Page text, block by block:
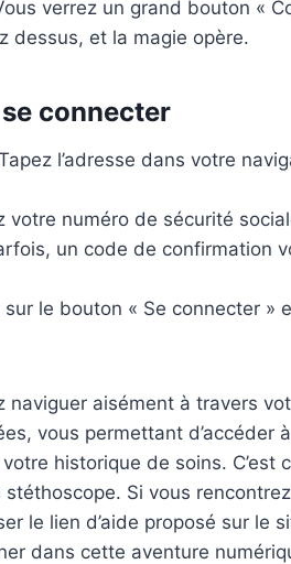
verrez un grand bouton «
dessus, et la magie opère.
connecter
l’adresse dans votre
votre numéro de sécurité
un code de confirmation
sur le bouton « Se connecter »
naviguer aisément à travers
vous permettant d’accéder
historique de soins. C’est
Si vous
le lien d’aide proposé sur le
dans cette aventure